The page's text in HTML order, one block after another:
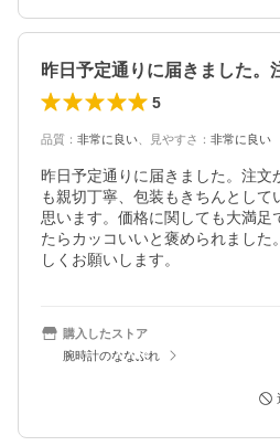
5
品質 ： 非常に良い 見やすさ ： 非常に良い
昨日予定通りに届きました。注文
も親切丁寧、包装もきちんとして
思います。価格に関しても大満足
たらカッコいいと褒められました
しくお願いします。
購入したストア
腕時計のななぷれ